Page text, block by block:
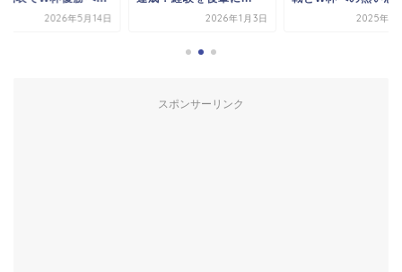
2026年5月14日 2026年1月3日 2025年11
スポンサーリンク